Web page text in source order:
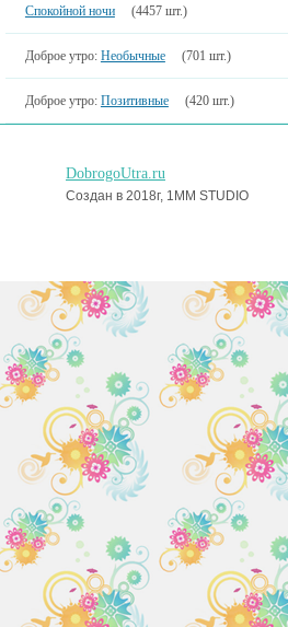
Спокойной ночи (4457 шт.)
Доброе утро: Необычные (701 шт.)
Доброе утро: Позитивные (420 шт.)
DobrogoUtra.ru
Создан в 2018г, 1MM STUDIO